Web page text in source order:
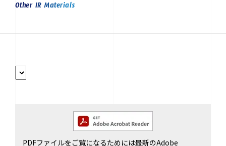
Other IR Materials
PDFファイルをご覧になるためには最新のAdobe